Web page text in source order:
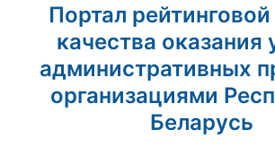
Портал
качества оказания
административных
организациями
Беларусь